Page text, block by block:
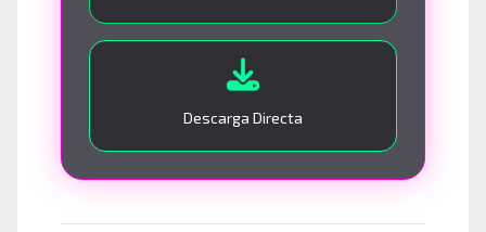
Descarga Directa